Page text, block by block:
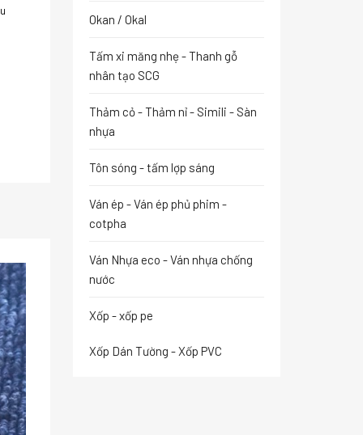
Okan / Okal
Tấm xi măng nhẹ - Thanh gỗ
nhân tạo SCG
Thảm cỏ - Thảm nỉ - Simili - Sàn
nhựa
Tôn sóng - tấm lợp sáng
Ván ép - Ván ép phủ phim -
cotpha
Ván Nhựa eco - Ván nhựa chống
nước
Xốp - xốp pe
Xốp Dán Tường - Xốp PVC